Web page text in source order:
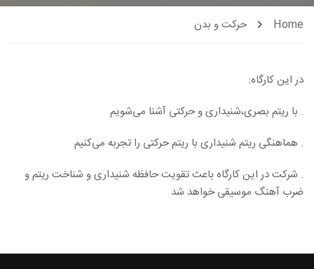
Home حرکت و بدن
در این کارگاه:
. با ریتم بصری،شنیداری و حرکتی آشنا می‌شویم
. هماهنگی ریتم شنیداری با ریتم حرکتی را تجربه می‌کنیم
. شرکت در این کارگاه باعث تقویت حافظه شنیداری و شناخت ریتم و
ضرب آهنگ موسیقی خواهد شد